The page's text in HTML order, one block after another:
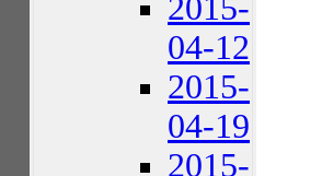
2015-
04-12
2015-
04-19
2015-